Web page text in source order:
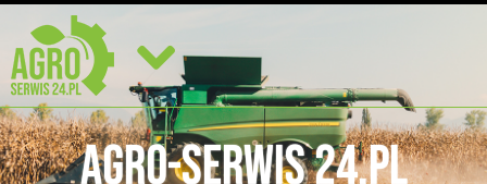
Agro-Serwis 24.pl